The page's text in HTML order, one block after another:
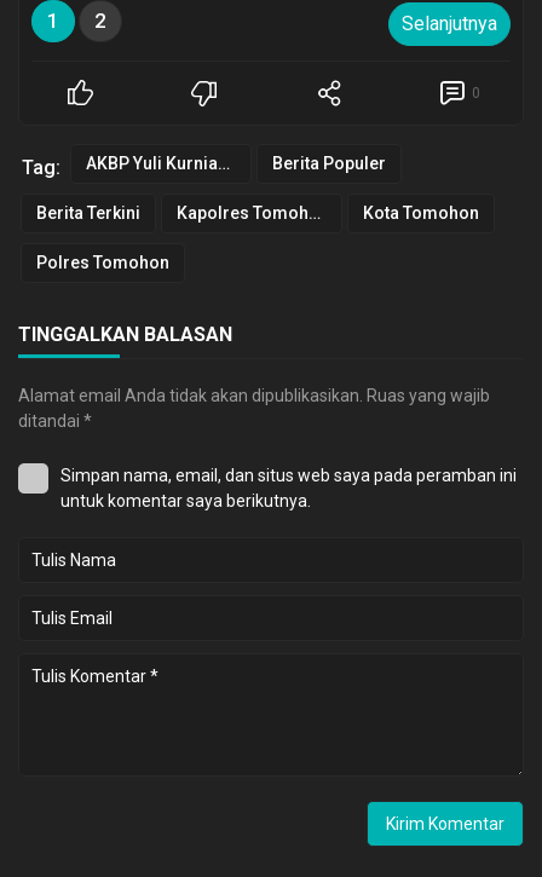
1 2 Selanjutnya
0
Tag: AKBP Yuli Kurnianto SIK Berita Populer
Berita Terkini Kapolres Tomohon Kota Tomohon
Polres Tomohon
TINGGALKAN BALASAN
Alamat email Anda tidak akan dipublikasikan. Ruas yang wajib
ditandai *
Simpan nama, email, dan situs web saya pada peramban ini
untuk komentar saya berikutnya.